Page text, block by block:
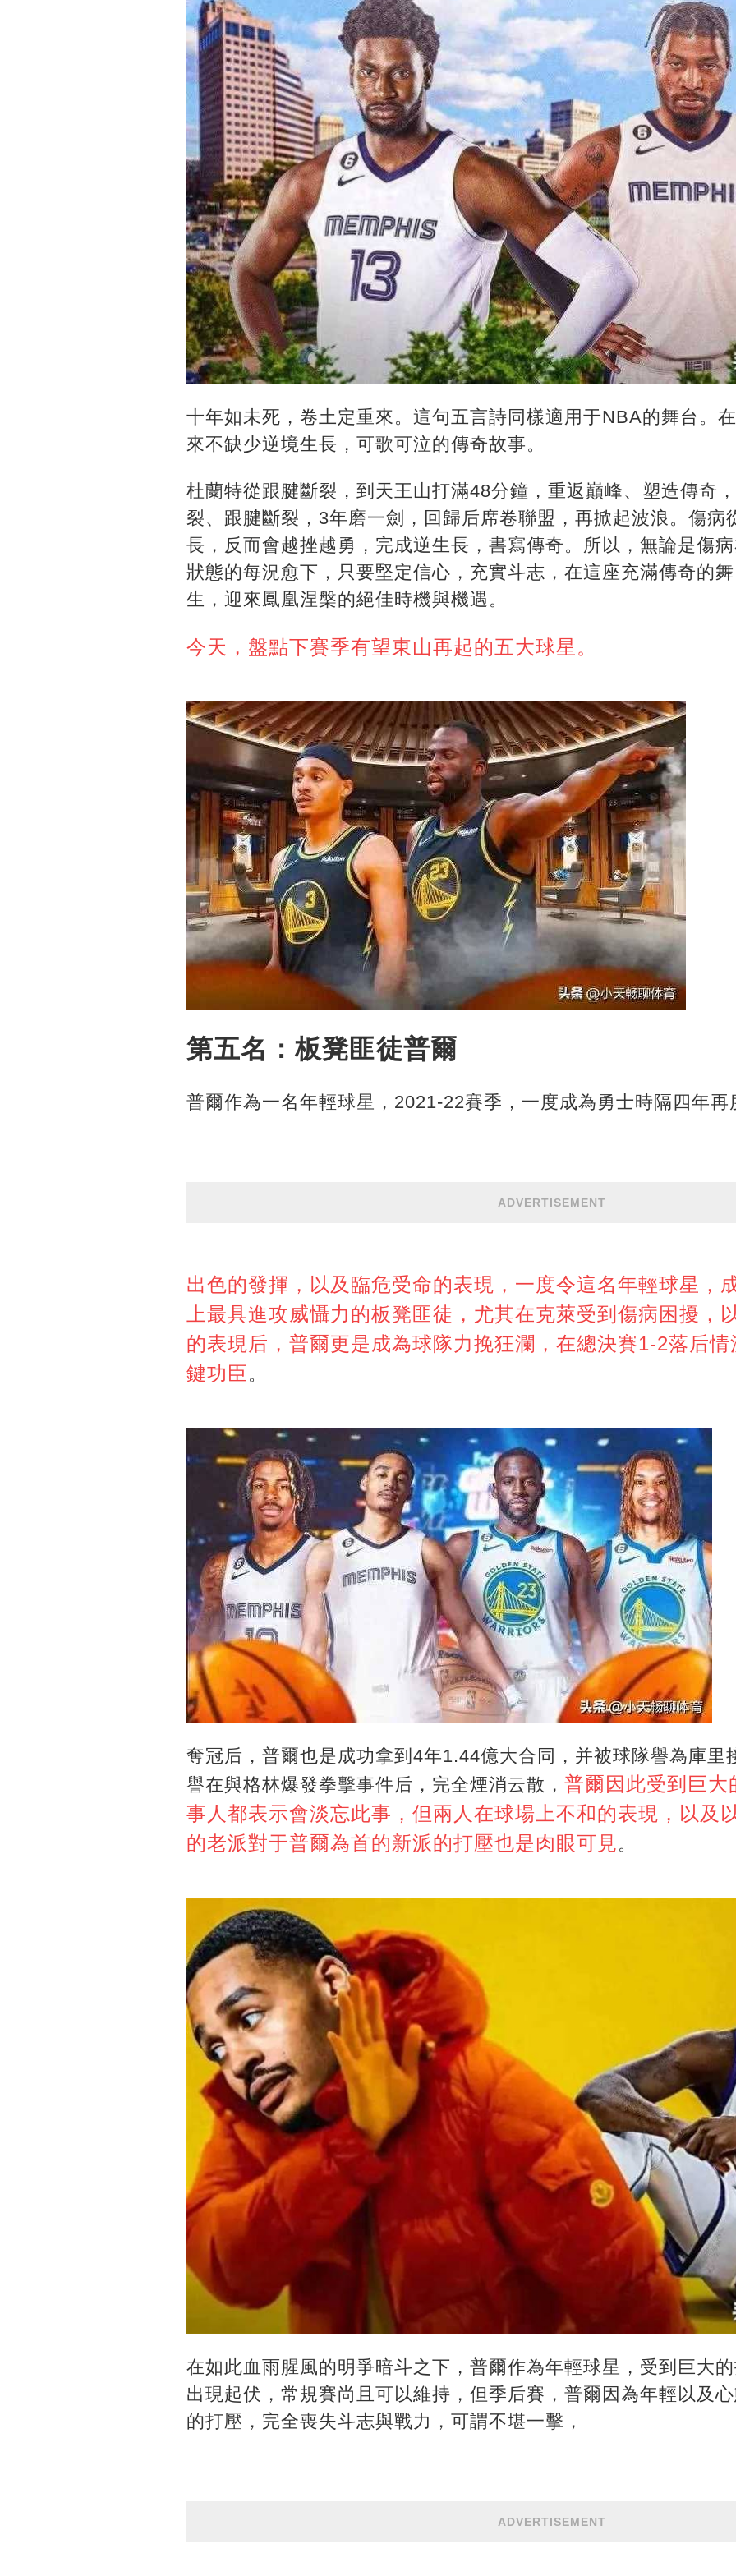
十年如未死，卷土定重來。這句五言詩同樣適用于NBA的舞台。
來不缺少逆境生長，可歌可泣的傳奇故事。
杜蘭特從跟腱斷裂，到天王山打滿48分鐘，重返巔峰、塑造傳奇
裂、跟腱斷裂，3年磨一劍，回歸后席卷聯盟，再掀起波浪。傷病
長，反而會越挫越勇，完成逆生長，書寫傳奇。所以，無論是傷
狀態的每況愈下，只要堅定信心，充實斗志，在這座充滿傳奇的
生，迎來鳳凰涅槃的絕佳時機與機遇。
今天，盤點下賽季有望東山再起的五大球星。
第五名：板凳匪徒普爾
普爾作為一名年輕球星，2021-22賽季，一度成為勇士時隔四年再
ADVERTISEMENT
出色的發揮，以及臨危受命的表現，一度令這名年輕球星，
上最具進攻威懾力的板凳匪徒，尤其在克萊受到傷病困擾，
的表現后，普爾更是成為球隊力挽狂瀾，在總決賽1-2落后
鍵功臣 。
奪冠后，普爾也是成功拿到4年1.44億大合同，并被球隊譽為庫里
譽在與格林爆發拳擊事件后，完全煙消云散， 普爾因此受到巨大
事人都表示會淡忘此事，但兩人在球場上不和的表現，以及
的老派對于普爾為首的新派的打壓也是肉眼可見。
在如此血雨腥風的明爭暗斗之下，普爾作為年輕球星，受到巨大
出現起伏，常規賽尚且可以維持，但季后賽，普爾因為年輕以及
的打壓，完全喪失斗志與戰力，可謂不堪一擊，
ADVERTISEMENT